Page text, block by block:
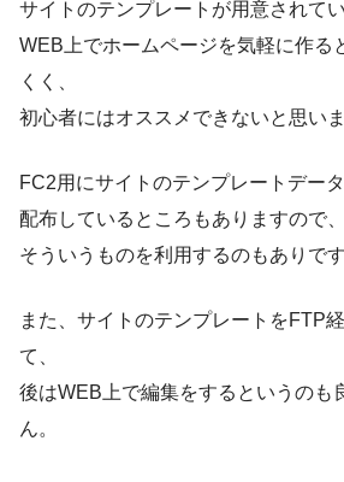
サイトのテンプレートが用意されてい
WEB上でホームページを気軽に作る
くく、
初心者にはオススメできないと思いま
FC2用にサイトのテンプレートデー
配布しているところもありますので、
そういうものを利用するのもありです
また、サイトのテンプレートをFTP
て、
後はWEB上で編集をするというのも
ん。